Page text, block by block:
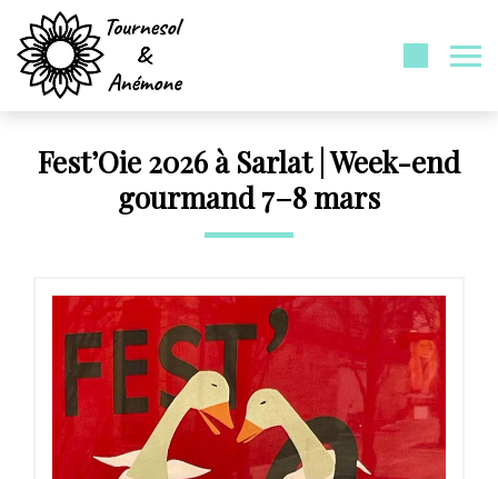
Fest’Oie 2026 à Sarlat | Week-end
gourmand 7–8 mars